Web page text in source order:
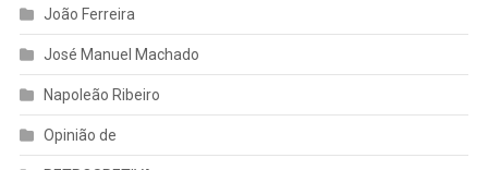
João Ferreira
José Manuel Machado
Napoleão Ribeiro
Opinião de